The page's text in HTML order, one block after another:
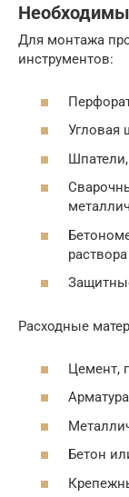
Для монтажа
инструментов:
Угловая
раствора
Расходные
Цемент,
Бетон